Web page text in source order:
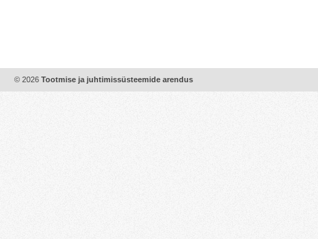
© 2026 Tootmise ja juhtimissüsteemide arendus